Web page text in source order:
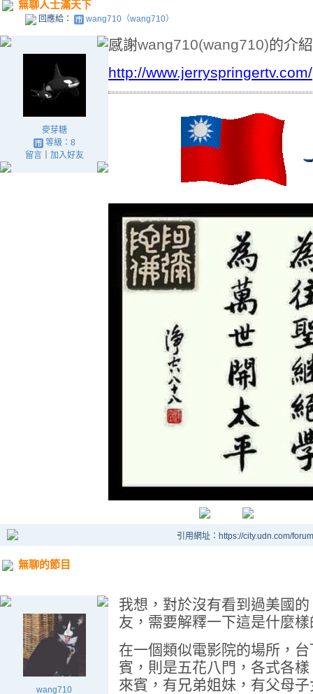
無聊人士滿天下
回應給： wang710（wang710）
麥芽糖
等級：8
留言｜ 加入好友
感謝wang710(wang710)的介
http://www.jerryspringertv.com/
引用網址：https://city.udn.com/
無聊的節目
wang710
我想，對於沒有看到過美國
友，需要解釋一下這是什麼
在一個類似電影院的場所，
賓，則是五花八門，各式各
來賓，有兄弟姐妹，有父母